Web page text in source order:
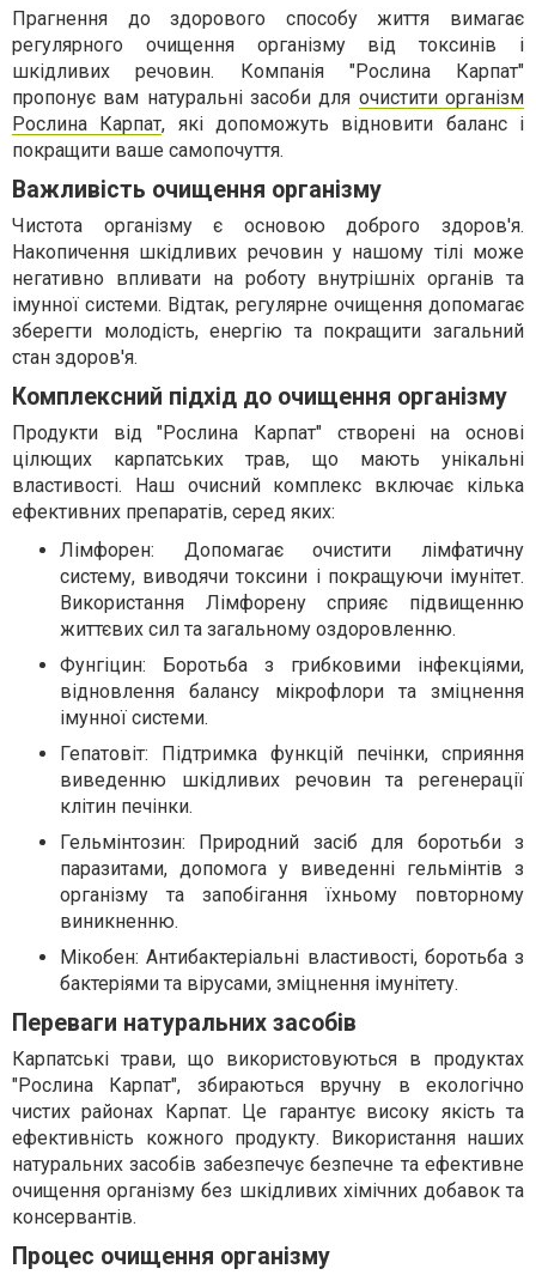
Прагнення до здорового способу життя вимагає
регулярного очищення організму від токсинів і
шкідливих речовин. Компанія "Рослина Карпат"
пропонує вам натуральні засоби для очистити організм
Рослина Карпат, які допоможуть відновити баланс і
покращити ваше самопочуття.
Важливість очищення організму
Чистота організму є основою доброго здоров'я.
Накопичення шкідливих речовин у нашому тілі може
негативно впливати на роботу внутрішніх органів та
імунної системи. Відтак, регулярне очищення допомагає
зберегти молодість, енергію та покращити загальний
стан здоров'я.
Комплексний підхід до очищення організму
Продукти від "Рослина Карпат" створені на основі
цілющих карпатських трав, що мають унікальні
властивості. Наш очисний комплекс включає кілька
ефективних препаратів, серед яких:
Лімфорен: Допомагає очистити лімфатичну
систему, виводячи токсини і покращуючи імунітет.
Використання Лімфорену сприяє підвищенню
життєвих сил та загальному оздоровленню.
Фунгіцин: Боротьба з грибковими інфекціями,
відновлення балансу мікрофлори та зміцнення
імунної системи.
Гепатовіт: Підтримка функцій печінки, сприяння
виведенню шкідливих речовин та регенерації
клітин печінки.
Гельмінтозин: Природний засіб для боротьби з
паразитами, допомога у виведенні гельмінтів з
організму та запобігання їхньому повторному
виникненню.
Мікобен: Антибактеріальні властивості, боротьба з
бактеріями та вірусами, зміцнення імунітету.
Переваги натуральних засобів
Карпатські трави, що використовуються в продуктах
"Рослина Карпат", збираються вручну в екологічно
чистих районах Карпат. Це гарантує високу якість та
ефективність кожного продукту. Використання наших
натуральних засобів забезпечує безпечне та ефективне
очищення організму без шкідливих хімічних добавок та
консервантів.
Процес очищення організму